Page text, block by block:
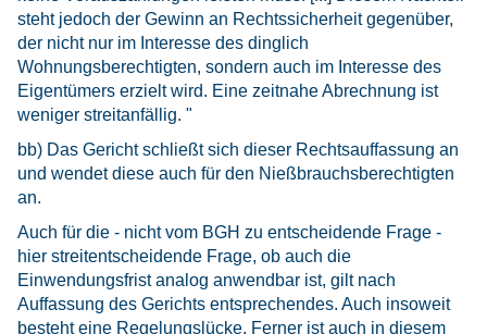
steht jedoch der Gewinn an Rechtssicherheit gegenüber,
der nicht nur im Interesse des dinglich
Wohnungsberechtigten, sondern auch im Interesse des
Eigentümers erzielt wird. Eine zeitnahe Abrechnung ist
weniger streitanfällig. "
bb) Das Gericht schließt sich dieser Rechtsauffassung an
und wendet diese auch für den Nießbrauchsberechtigten
an.
Auch für die - nicht vom BGH zu entscheidende Frage -
hier streitentscheidende Frage, ob auch die
Einwendungsfrist analog anwendbar ist, gilt nach
Auffassung des Gerichts entsprechendes. Auch insoweit
besteht eine Regelungslücke. Ferner ist auch in diesem